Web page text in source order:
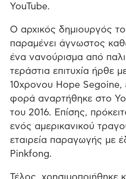
YouTube.
Ο αρχικός δημιουργός
παραμένει άγνωστος
ένα νανούρισμα από
τεράστια επιτυχία ήρθε
10χρονου Hope Segoine,
φορά αναρτήθηκε στο
του 2016. Επίσης,
ενός αμερικανικού
εταιρεία παραγωγής με
Pinkfong.
Τέλος, χρησιμοποιήθηκε